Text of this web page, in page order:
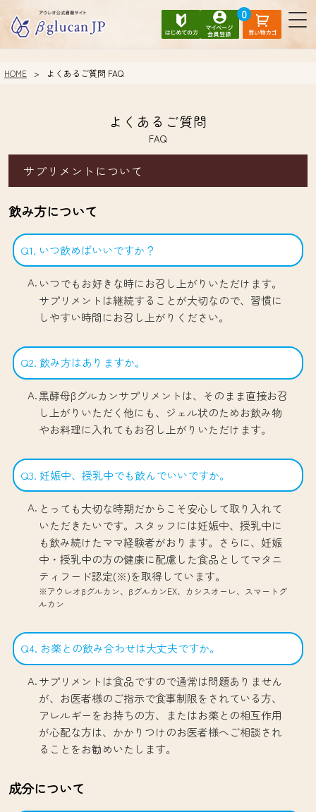
0
HOME よくあるご質問 FAQ
よくあるご質問
FAQ
サプリメントについて
飲み方について
Q1. いつ飲めばいいですか？
いつでもお好きな時にお召し上がりいただけます。
サプリメントは継続することが大切なので、習慣に
しやすい時間にお召し上がりください。
Q2. 飲み方はありますか。
黒酵母βグルカンサプリメントは、そのまま直接お召
し上がりいただく他にも、ジェル状のためお飲み物
やお料理に入れてもお召し上がりいただけます。
Q3. 妊娠中、授乳中でも飲んでいいですか。
とっても大切な時期だからこそ安心して取り入れて
いただきたいです。スタッフには妊娠中、授乳中に
も飲み続けたママ経験者がおります。さらに、妊娠
中・授乳中の方の健康に配慮した食品としてマタニ
ティフード認定(※)を取得しています。
※アウレオβグルカン、βグルカンEX、カシスオーレ、スマートグ
ルカン
Q4. お薬との飲み合わせは大丈夫ですか。
サプリメントは食品ですので通常は問題ありません
が、お医者様のご指示で食事制限をされている方、
アレルギーをお持ちの方、またはお薬との相互作用
が心配な方は、かかりつけのお医者様へご相談され
ることをお勧めいたします。
成分について